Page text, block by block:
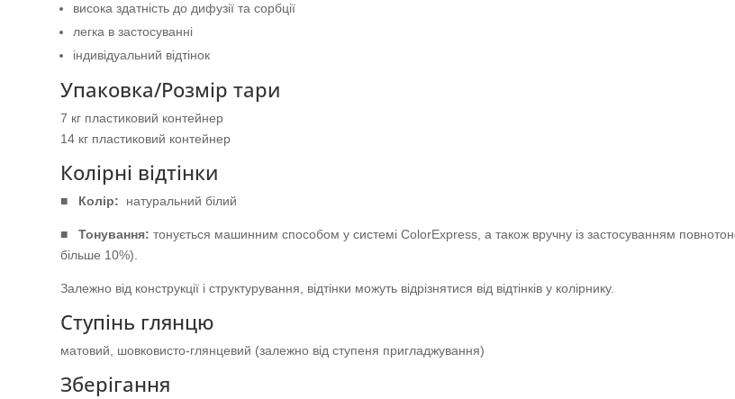
висока здатність до дифузії та сорбції
легка в застосуванні
індивідуальний відтінок
Упаковка/Розмір тари
7 кг пластиковий контейнер
14 кг пластиковий контейнер
Колірні відтінки
■ Колір: натуральний білий
■Тонування:тонується машинним способом у системi ColorExpress, а також вручну із застосуванням
більше 10%).
Залежно від конструкції і структурування, відтінки можуть відрізнятися від відтінків у колірнику.
Ступінь глянцю
матовий, шовковисто-глянцевий (залежно від ступеня пригладжування)
Зберігання